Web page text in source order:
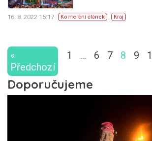
16. 8. 2022 15:17 Komerční článek Kraj
«
Předchozí
1 … 6 7 8 9